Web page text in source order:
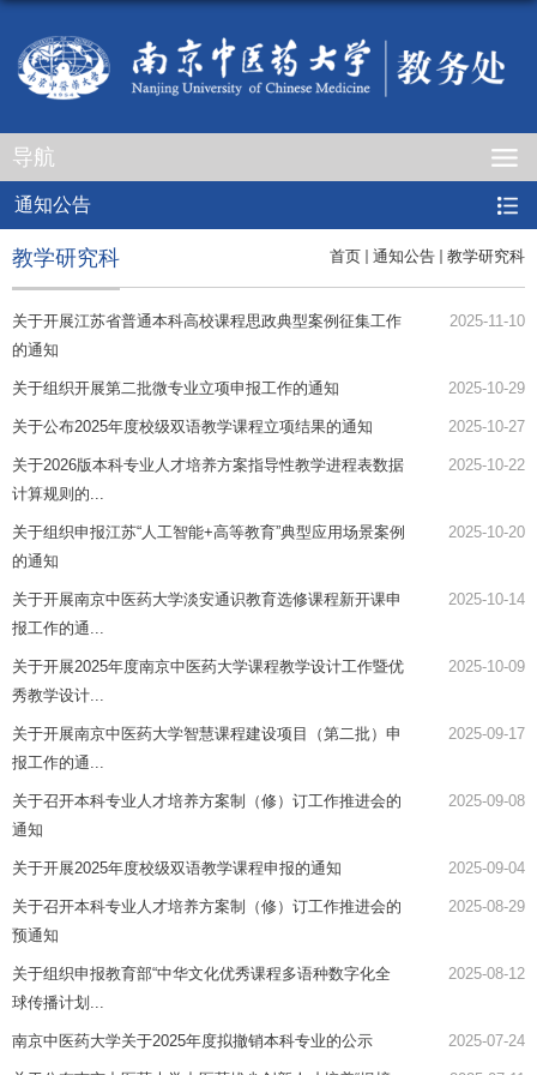
导航
通知公告
首页 通知公告 教学研究科
教学研究科
关于开展江苏省普通本科高校课程思政典型案例征集工作
的通知
2025-11-10
关于组织开展第二批微专业立项申报工作的通知 2025-10-29
关于公布2025年度校级双语教学课程立项结果的通知 2025-10-27
关于2026版本科专业人才培养方案指导性教学进程表数据
计算规则的...
2025-10-22
关于组织申报江苏“人工智能+高等教育”典型应用场景案例
的通知
2025-10-20
关于开展南京中医药大学淡安通识教育选修课程新开课申
报工作的通...
2025-10-14
关于开展2025年度南京中医药大学课程教学设计工作暨优
秀教学设计...
2025-10-09
关于开展南京中医药大学智慧课程建设项目（第二批）申
报工作的通...
2025-09-17
关于召开本科专业人才培养方案制（修）订工作推进会的
通知
2025-09-08
关于开展2025年度校级双语教学课程申报的通知 2025-09-04
关于召开本科专业人才培养方案制（修）订工作推进会的
预通知
2025-08-29
关于组织申报教育部“中华文化优秀课程多语种数字化全
球传播计划...
2025-08-12
南京中医药大学关于2025年度拟撤销本科专业的公示 2025-07-24